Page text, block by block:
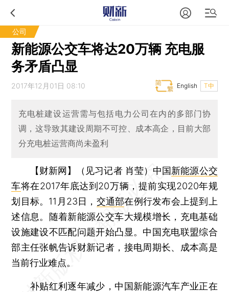
公司
新能源公交车将达20万辆 充电服
务矛盾凸显
2017年12月01日 08:10 T中
English
充电桩建设运营需与包括电力公司在内的多部门协
调，这导致其建设周期不可控、成本高企，目前大部
分充电桩运营商尚未盈利
【财新网】（见习记者 肖莹） 中国新能源公交
车将在2017年底达到20万辆，提前实现2020年规
划目标。11月23日， 交通部在例行发布会上提到上
述信息。随着新能源公交车大规模增长，充电基础
设施建设不匹配问题开始凸显。中国充电联盟综合
部主任张帆告诉财新记者，接电周期长、成本高是
当前行业难点。
补贴红利逐年减少，中国新能源汽车产业正在